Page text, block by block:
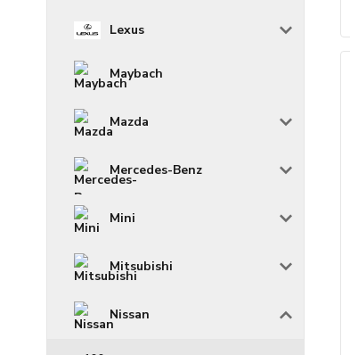
Lexus
Maybach
Mazda
Mercedes-Benz
Mini
Mitsubishi
Nissan